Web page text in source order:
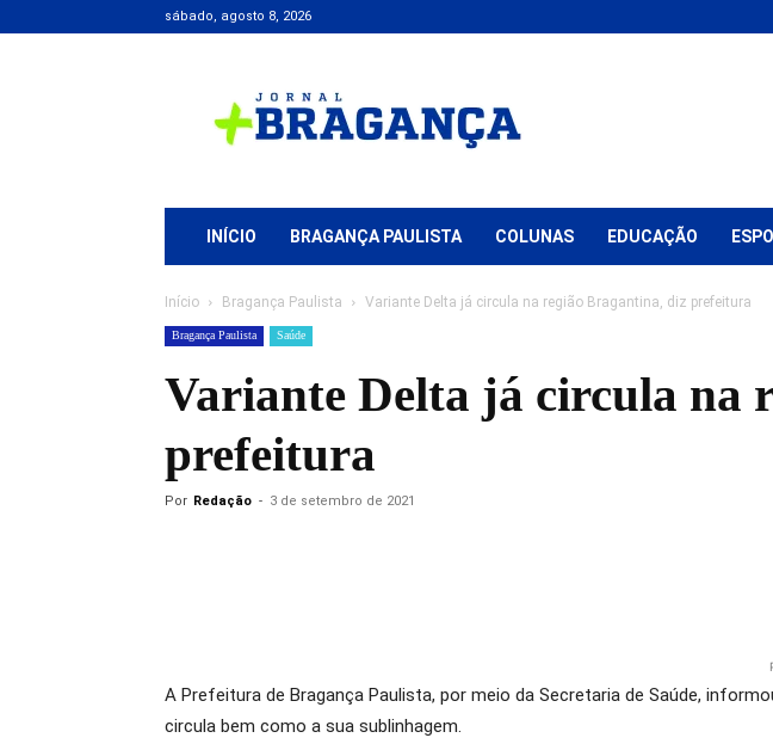
sábado, agosto 8, 2026
+
Bragança
INÍCIO BRAGANÇA PAULISTA COLUNAS EDUCAÇÃO
Início Bragança Paulista Variante Delta já circula na região Bragantina, diz prefeitura
Bragança Paulista Saúde
Variante Delta já circula na
prefeitura
Por Redação - 3 de setembro de 2021
A Prefeitura de Bragança Paulista, por meio da Secretaria de Saúde,
circula bem como a sua sublinhagem.